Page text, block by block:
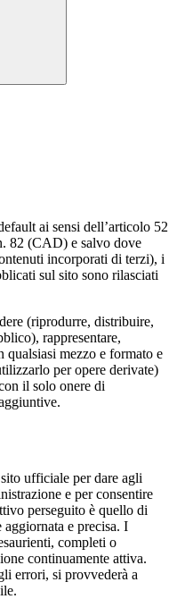
ai sensi dell’articolo 52
82 (CAD) e salvo dove
incorporati di terzi), i
sul sito sono rilasciati
(riprodurre, distribuire,
rappresentare,
qualsiasi mezzo e formato e
per opere derivate)
il solo onere di
ufficiale per dare agli
e per consentire
perseguito è quello di
e precisa. I
completi o
continuamente attiva.
errori, si provvederà a